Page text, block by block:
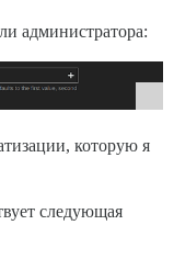
администратора:
которую я
следующая